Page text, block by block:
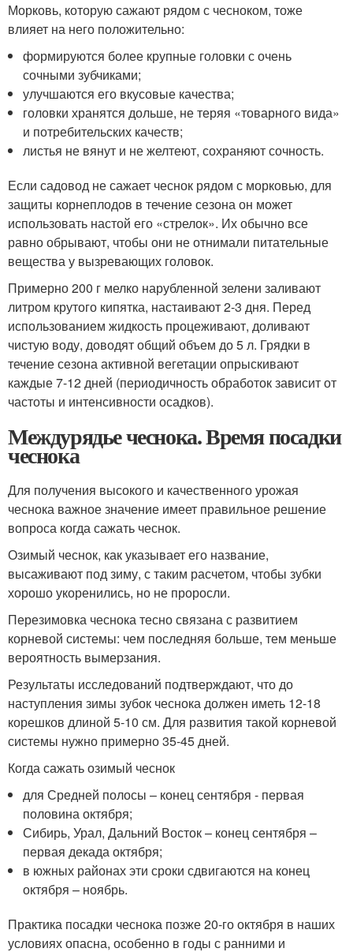
Морковь, которую сажают рядом с чесноком, тоже
влияет на него положительно:
формируются более крупные головки с очень
сочными зубчиками;
улучшаются его вкусовые качества;
головки хранятся дольше, не теряя «товарного вида»
и потребительских качеств;
листья не вянут и не желтеют, сохраняют сочность.
Если садовод не сажает чеснок рядом с морковью, для
защиты корнеплодов в течение сезона он может
использовать настой его «стрелок». Их обычно все
равно обрывают, чтобы они не отнимали питательные
вещества у вызревающих головок.
Примерно 200 г мелко нарубленной зелени заливают
литром крутого кипятка, настаивают 2-3 дня. Перед
использованием жидкость процеживают, доливают
чистую воду, доводят общий объем до 5 л. Грядки в
течение сезона активной вегетации опрыскивают
каждые 7-12 дней (периодичность обработок зависит от
частоты и интенсивности осадков).
Междурядье чеснока. Время посадки
чеснока
Для получения высокого и качественного урожая
чеснока важное значение имеет правильное решение
вопроса когда сажать чеснок.
Озимый чеснок, как указывает его название,
высаживают под зиму, с таким расчетом, чтобы зубки
хорошо укоренились, но не проросли.
Перезимовка чеснока тесно связана с развитием
корневой системы: чем последняя больше, тем меньше
вероятность вымерзания.
Результаты исследований подтверждают, что до
наступления зимы зубок чеснока должен иметь 12-18
корешков длиной 5-10 см. Для развития такой корневой
системы нужно примерно 35-45 дней.
Когда сажать озимый чеснок
для Средней полосы – конец сентября - первая
половина октября;
Сибирь, Урал, Дальний Восток – конец сентября –
первая декада октября;
в южных районах эти сроки сдвигаются на конец
октября – ноябрь.
Практика посадки чеснока позже 20-го октября в наших
условиях опасна, особенно в годы с ранними и